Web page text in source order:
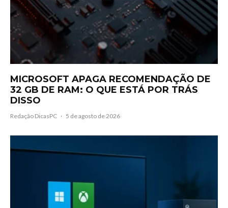
MICROSOFT APAGA RECOMENDAÇÃO DE
32 GB DE RAM: O QUE ESTÁ POR TRÁS
DISSO
Redação DicasPC · 5 de agosto de 2026